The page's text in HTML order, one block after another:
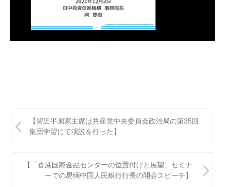
稿
【習近平国家主席は共産党中央委員会政治局の第35回
集団学習にて演説を行った】
【「香港国際金融センターの位置付けと展望」セミナ
ーでの易綱中国人民銀行行長の開会スピーチ】